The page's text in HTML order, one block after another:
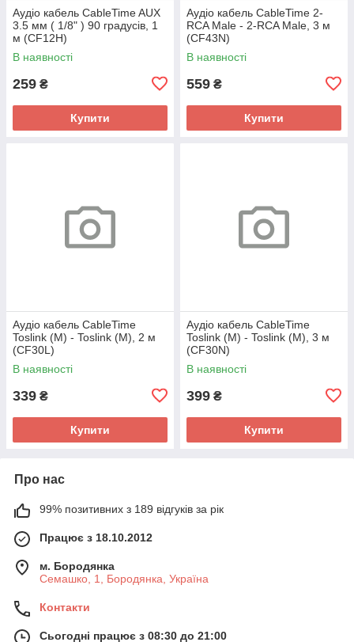
Аудіо кабель CableTime AUX
3.5 мм ( 1/8" ) 90 градусів, 1
м (CF12H)
В наявності
259 ₴
Купити
Аудіо кабель CableTime 2-
RCA Male - 2-RCA Male, 3 м
(CF43N)
В наявності
559 ₴
Купити
Аудіо кабель CableTime
Toslink (M) - Toslink (M), 2 м
(CF30L)
В наявності
339 ₴
Купити
Аудіо кабель CableTime
Toslink (M) - Toslink (M), 3 м
(CF30N)
В наявності
399 ₴
Купити
Про нас
99% позитивних з 189 відгуків за рік
Працює з 18.10.2012
м. Бородянка
Семашко, 1, Бородянка, Україна
Контакти
Сьогодні працює з 08:30 до 21:00